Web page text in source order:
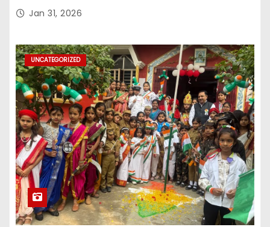
Jan 31, 2026
UNCATEGORIZED